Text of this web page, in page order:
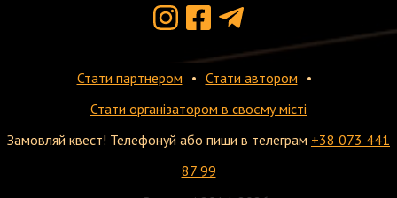
Стати партнером
Стати автором
Стати організатором в своєму місті
Замовляй квест! Телефонуй або пиши в телеграм +38 073 441
87 99